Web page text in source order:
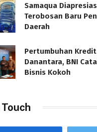
Samaqua
Terobosan Baru
Daerah
Pertumbuhan
Danantara, BNI
Bisnis Kokoh